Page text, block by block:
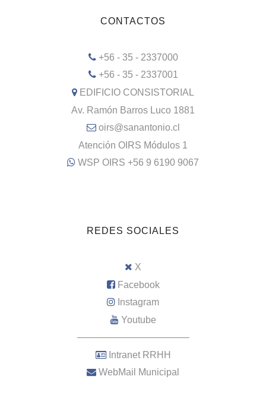
CONTACTOS
+56 - 35 - 2337000
+56 - 35 - 2337001
EDIFICIO CONSISTORIAL
Av. Ramón Barros Luco 1881
oirs@sanantonio.cl
Atención OIRS Módulos 1
WSP OIRS +56 9 6190 9067
REDES SOCIALES
X
Facebook
Instagram
Youtube
–––––––––––––––––––––
Intranet RRHH
WebMail Municipal